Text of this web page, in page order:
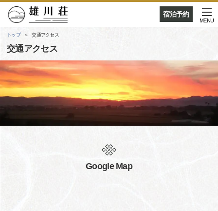
宿泊予約
MENU
トップ 交通アクセス
交通アクセス
Google Map